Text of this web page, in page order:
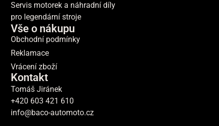
Servis motorek a náhradní díly
pro legendární stroje
Vše o nákupu
Obchodní podmínky
Reklamace
Vrácení zboží
Kontakt
Tomáš Jiránek
+420 603 421 610
info@baco-automoto.cz